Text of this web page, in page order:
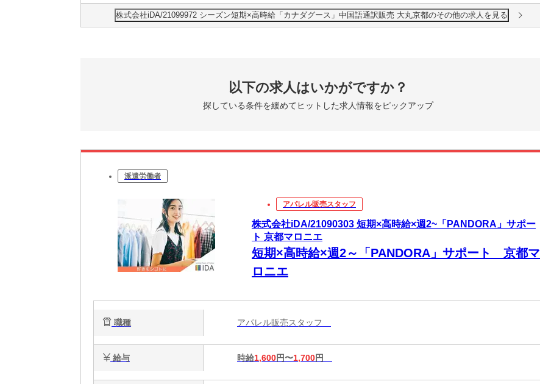
株式会社iDA/21099972 シーズン短期×高時給「カナダグース」中国語通訳販売 大丸京都のその他の求人を見る
以下の求人はいかがですか？
探している条件を緩めてヒットした求人情報をピックアップ
派遣労働者
アパレル販売スタッフ
株式会社iDA/21090303 短期×高時給×週2~「PANDORA」サポー
ト 京都マロニエ
短期×高時給×週2～「PANDORA」サポート 京都マ
ロニエ
職種 アパレル販売スタッフ
給与 時給1,600円〜1,700円